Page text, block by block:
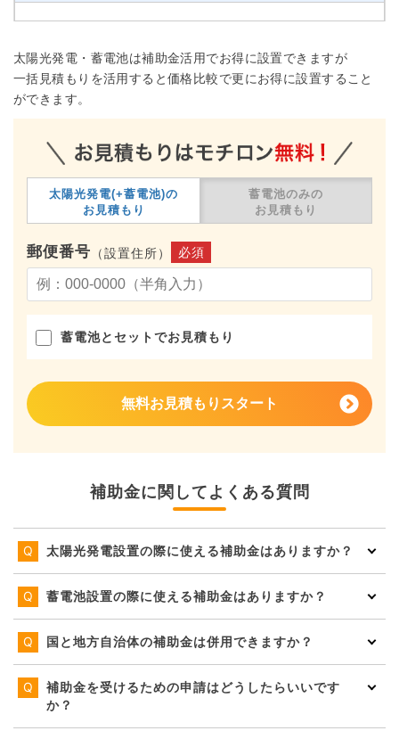
太陽光発電・蓄電池は補助金活用でお得に設置できますが
一括見積もりを活用すると価格比較で更にお得に設置すること
ができます。
太陽光発電(+蓄電池)の
お見積もり
蓄電池のみの
お見積もり
郵便番号 （設置住所） 必須
蓄電池とセットでお見積もり
無料お見積もりスタート
補助金に関してよくある質問
太陽光発電設置の際に使える補助金はありますか？
蓄電池設置の際に使える補助金はありますか？
国と地方自治体の補助金は併用できますか？
補助金を受けるための申請はどうしたらいいです
か？